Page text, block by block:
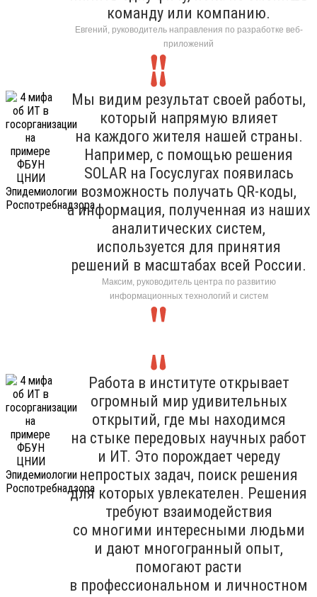
команду или компанию.
Евгений, руководитель направления по разработке веб-
приложений
Мы видим результат своей работы,
который напрямую влияет
на каждого жителя нашей страны.
Например, с помощью решения
SOLAR на Госуслугах появилась
возможность получать QR-коды,
а информация, полученная из наших
аналитических систем,
используется для принятия
решений в масштабах всей России.
Максим, руководитель центра по развитию
информационных технологий и систем
Работа в институте открывает
огромный мир удивительных
открытий, где мы находимся
на стыке передовых научных работ
и ИТ. Это порождает череду
непростых задач, поиск решения
для которых увлекателен. Решения
требуют взаимодействия
со многими интересными людьми
и дают многогранный опыт,
помогают расти
в профессиональном и личностном